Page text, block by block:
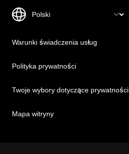
Warunki świadczenia usług
Polityka prywatności
Twoje wybory dotyczące prywatności
Mapa witryny